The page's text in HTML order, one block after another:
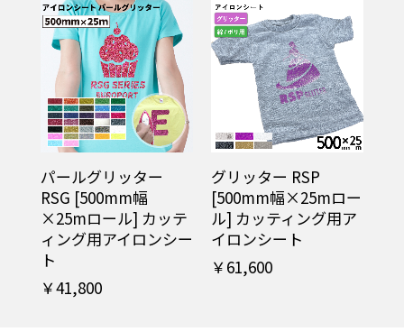
パールグリッター
RSG [500mm幅
×25mロール] カッテ
ィング用アイロンシー
ト
￥41,800
グリッター RSP
[500mm幅×25mロー
ル] カッティング用ア
イロンシート
￥61,600